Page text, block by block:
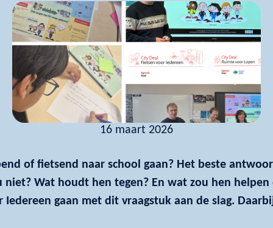
16 maart 2026
of fietsend naar school gaan? Het beste
Wat houdt hen tegen? En wat zou hen
gaan met dit vraagstuk aan de slag.